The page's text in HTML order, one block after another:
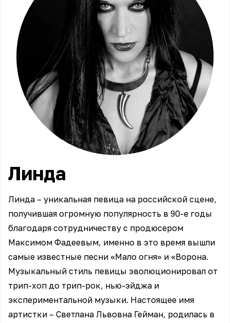
Линда
Линда – уникальная певица на российской сцене,
получившая огромную популярность в 90-е годы
благодаря сотрудничеству с продюсером
Максимом Фадеевым, именно в это время вышли
самые известные песни «Мало огня» и «Ворона.
Музыкальный стиль певицы эволюционировал от
трип-хоп до трип-рок, нью-эйджа и
экспериментальной музыки. Настоящее имя
артистки – Светлана Львовна Гейман, родилась в